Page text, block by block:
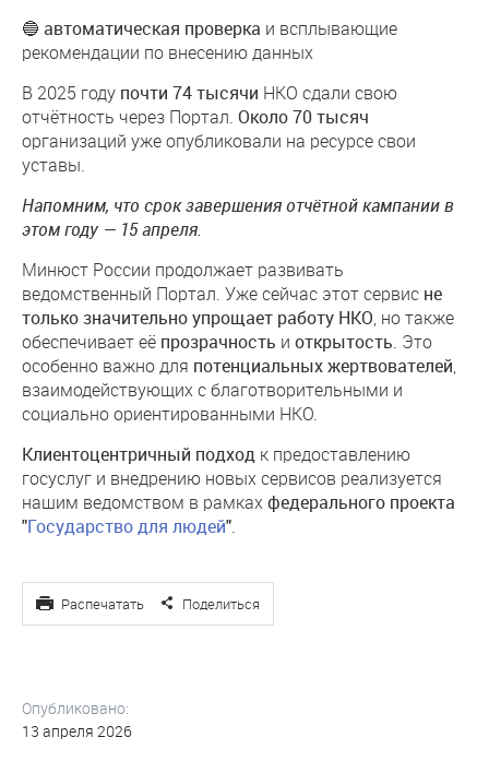
🔵 автоматическая проверка и всплывающие
рекомендации по внесению данных
В 2025 году почти 74 тысячи НКО сдали свою
отчётность через Портал. Около 70 тысяч
организаций уже опубликовали на ресурсе свои
уставы.
Напомним, что срок завершения отчётной кампании в
этом году — 15 апреля.
Минюст России продолжает развивать
ведомственный Портал. Уже сейчас этот сервис не
только значительно упрощает работу НКО , но также
обеспечивает её прозрачность и открытость . Это
особенно важно для потенциальных жертвователей
взаимодействующих с благотворительными и
социально ориентированными НКО.
Клиентоцентричный подход к предоставлению
госуслуг и внедрению новых сервисов реализуется
нашим ведомством в рамках федерального проекта
"Государство для людей"
Распечатать Поделиться
Опубликовано:
13 апреля 2026